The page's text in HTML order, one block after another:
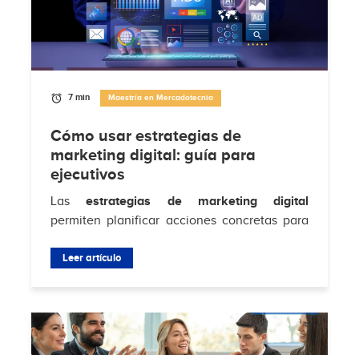
7 min Maestría en Mercadotecnia
Cómo usar estrategias de
marketing digital: guía para
ejecutivos
Lasestrategias de marketing digital
permiten planificar acciones concretas para
fortalecer la relación con la audiencia en...
Leer artículo